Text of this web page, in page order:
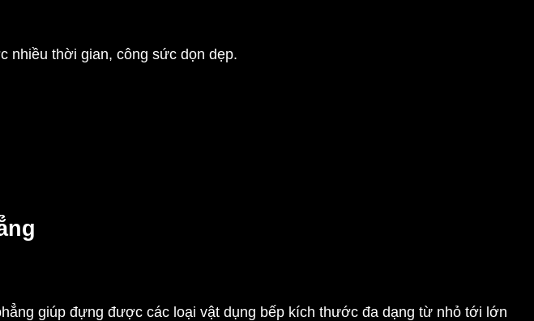
nhiều thời gian, công sức dọn dẹp.
giúp đựng được các loại vật dụng bếp kích thước đa dạng từ nhỏ tới lớn